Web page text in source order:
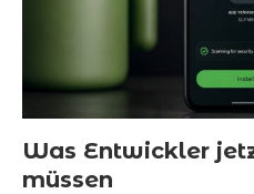
Was Entwickler
müssen